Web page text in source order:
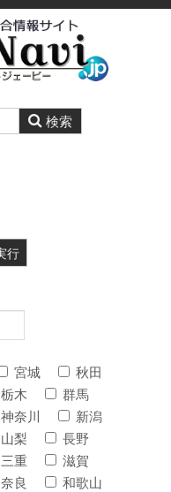
宮城
秋田
栃木
群馬
神奈川
新潟
山梨
長野
三重
滋賀
奈良
和歌山